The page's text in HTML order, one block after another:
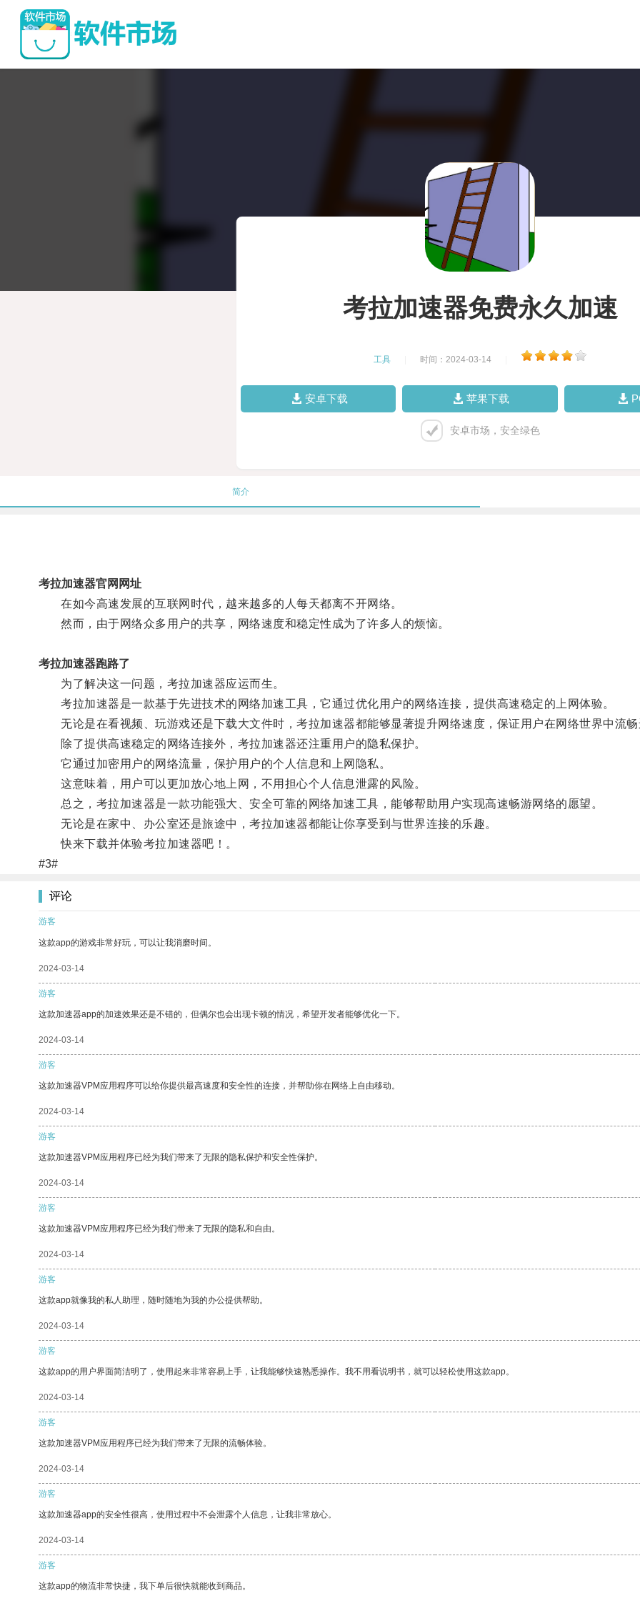
考拉加速器免费永久加速
工具 时间：2024-03-14
安卓下载 苹果下载
安卓市场，安全绿色
简介
考拉加速器官网网址
在如今高速发展的互联网时代，越来越多的人每天都离不开网络。
然而，由于网络众多用户的共享，网络速度和稳定性成为了许多人的烦恼。
考拉加速器跑路了
为了解决这一问题，考拉加速器应运而生。
考拉加速器是一款基于先进技术的网络加速工具，它通过优化用户的网络连接，提供高速稳定的上网体验。
无论是在看视频、玩游戏还是下载大文件时，考拉加速器都能够显著提升网络速度，保证用户在网络世界中流
除了提供高速稳定的网络连接外，考拉加速器还注重用户的隐私保护。
它通过加密用户的网络流量，保护用户的个人信息和上网隐私。
这意味着，用户可以更加放心地上网，不用担心个人信息泄露的风险。
总之，考拉加速器是一款功能强大、安全可靠的网络加速工具，能够帮助用户实现高速畅游网络的愿望。
无论是在家中、办公室还是旅途中，考拉加速器都能让你享受到与世界连接的乐趣。
快来下载并体验考拉加速器吧！。
#3#
评论
游客
这款app的游戏非常好玩，可以让我消磨时间。
2024-03-14
游客
这款加速器app的加速效果还是不错的，但偶尔也会出现卡顿的情况，希望开发者能够优化一下。
2024-03-14
游客
这款加速器VPM应用程序可以给你提供最高速度和安全性的连接，并帮助你在网络上自由移动。
2024-03-14
游客
这款加速器VPM应用程序已经为我们带来了无限的隐私保护和安全性保护。
2024-03-14
游客
这款加速器VPM应用程序已经为我们带来了无限的隐私和自由。
2024-03-14
游客
这款app就像我的私人助理，随时随地为我的办公提供帮助。
2024-03-14
游客
这款app的用户界面简洁明了，使用起来非常容易上手，让我能够快速熟悉操作。我不用看说明书，就可以轻松使用这款app。
2024-03-14
游客
这款加速器VPM应用程序已经为我们带来了无限的流畅体验。
2024-03-14
游客
这款加速器app的安全性很高，使用过程中不会泄露个人信息，让我非常放心。
2024-03-14
游客
这款app的物流非常快捷，我下单后很快就能收到商品。